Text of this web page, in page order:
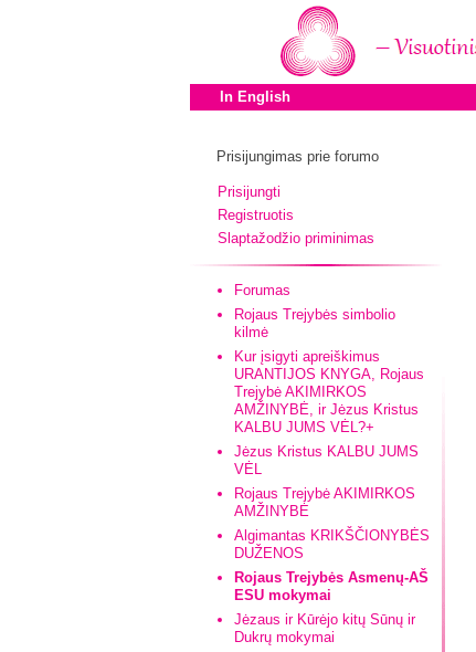
In English
Prisijungimas prie forumo
Prisijungti
Registruotis
Slaptažodžio priminimas
Forumas
Rojaus Trejybės simbolio
kilmė
Kur įsigyti apreiškimus
URANTIJOS KNYGA, Rojaus
Trejybė AKIMIRKOS
AMŽINYBĖ, ir Jėzus Kristus
KALBU JUMS VĖL?+
Jėzus Kristus KALBU JUMS
VĖL
Rojaus Trejybė AKIMIRKOS
AMŽINYBĖ
Algimantas KRIKŠČIONYBĖS
DUŽENOS
Rojaus Trejybės Asmenų-AŠ
ESU mokymai
Jėzaus ir Kūrėjo kitų Sūnų ir
Dukrų mokymai